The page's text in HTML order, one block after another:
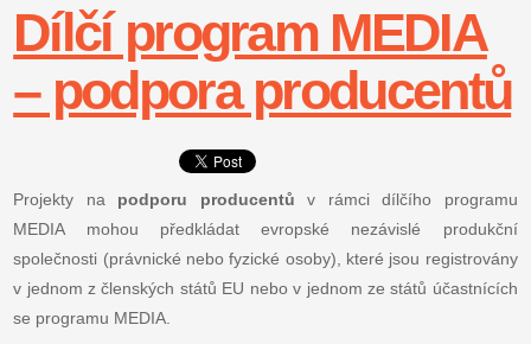
Dílčí program MEDIA
– podpora producentů
Projekty na podporu producentů v rámci dílčího programu
MEDIA mohou předkládat evropské nezávislé produkční
společnosti (právnické nebo fyzické osoby), které jsou registrovány
v jednom z členských států EU nebo v jednom ze států účastnících
se programu MEDIA.